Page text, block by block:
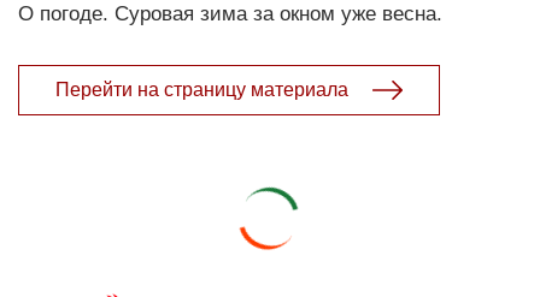
О погоде. Суровая зима за окном уже весна.
Перейти на страницу материала